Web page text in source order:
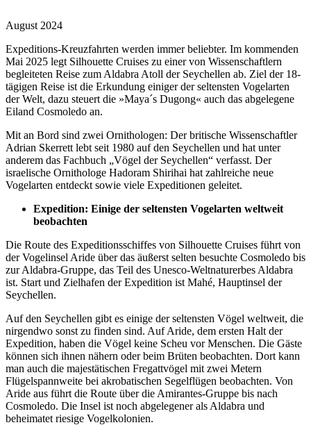
August 2024
Expeditions-Kreuzfahrten werden immer beliebter. Im kommenden
Mai 2025 legt Silhouette Cruises zu einer von Wissenschaftlern
begleiteten Reise zum Aldabra Atoll der Seychellen ab. Ziel der 18-
tägigen Reise ist die Erkundung einiger der seltensten Vogelarten
der Welt, dazu steuert die »Maya´s Dugong« auch das abgelegene
Eiland Cosmoledo an.
Mit an Bord sind zwei Ornithologen: Der britische Wissenschaftler
Adrian Skerrett lebt seit 1980 auf den Seychellen und hat unter
anderem das Fachbuch „Vögel der Seychellen“ verfasst. Der
israelische Ornithologe Hadoram Shirihai hat zahlreiche neue
Vogelarten entdeckt sowie viele Expeditionen geleitet.
Expedition: Einige der seltensten Vogelarten weltweit
beobachten
Die Route des Expeditionsschiffes von Silhouette Cruises führt von
der Vogelinsel Aride über das äußerst selten besuchte Cosmoledo bis
zur Aldabra-Gruppe, das Teil des Unesco-Weltnaturerbes Aldabra
ist. Start und Zielhafen der Expedition ist Mahé, Hauptinsel der
Seychellen.
Auf den Seychellen gibt es einige der seltensten Vögel weltweit, die
nirgendwo sonst zu finden sind. Auf Aride, dem ersten Halt der
Expedition, haben die Vögel keine Scheu vor Menschen. Die Gäste
können sich ihnen nähern oder beim Brüten beobachten. Dort kann
man auch die majestätischen Fregattvögel mit zwei Metern
Flügelspannweite bei akrobatischen Segelflügen beobachten. Von
Aride aus führt die Route über die Amirantes-Gruppe bis nach
Cosmoledo. Die Insel ist noch abgelegener als Aldabra und
beheimatet riesige Vogelkolonien.